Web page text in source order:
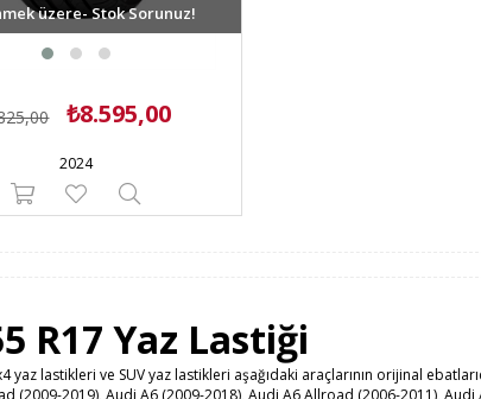
₺8.595,00
üzere- Stok Sorunuz!
2024
R17 Yaz Lastiği
yaz lastikleri ve SUV yaz lastikleri aşağıdaki araçlarının orijinal
(2009-2019), Audi A6 (2009-2018), Audi A6 Allroad (2006-2011), Audi